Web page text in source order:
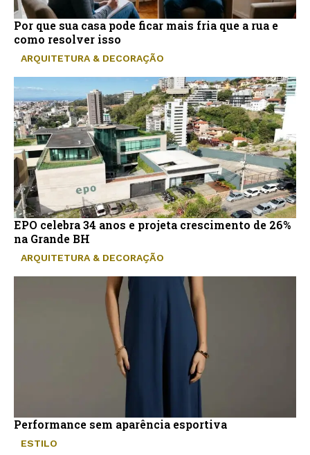
Por que sua casa pode ficar mais fria que a rua e
como resolver isso
ARQUITETURA & DECORAÇÃO
EPO celebra 34 anos e projeta crescimento de 26%
na Grande BH
ARQUITETURA & DECORAÇÃO
Performance sem aparência esportiva
ESTILO